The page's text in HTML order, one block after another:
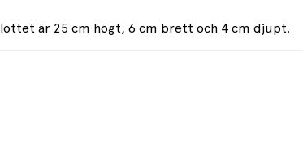
är 25 cm högt, 6 cm brett och 4 cm djupt.